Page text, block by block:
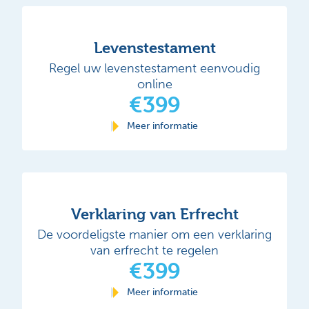
Levenstestament
Regel uw levenstestament eenvoudig
online
€399
Meer informatie
Verklaring van Erfrecht
De voordeligste manier om een verklaring
van erfrecht te regelen
€399
Meer informatie